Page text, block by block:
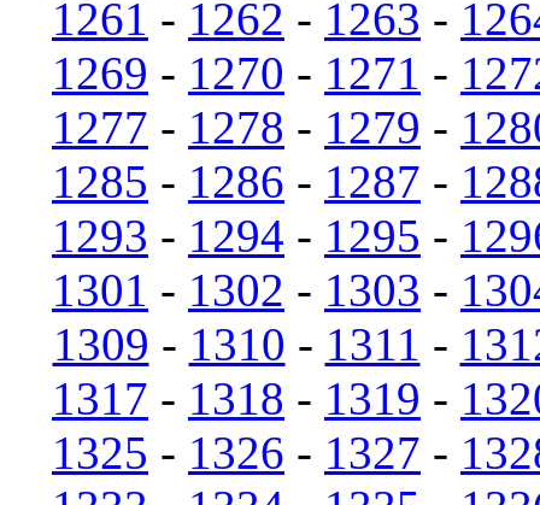
1261 - 1262 - 1263 -
1269 - 1270 - 1271 -
1277 - 1278 - 1279 -
1285 - 1286 - 1287 -
1293 - 1294 - 1295 -
1301 - 1302 - 1303 -
1309 - 1310 - 1311 -
1317 - 1318 - 1319 -
1325 - 1326 - 1327 -